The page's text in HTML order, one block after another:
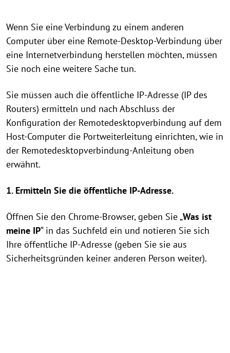
Wenn Sie eine Verbindung zu einem anderen
Computer über eine Remote-Desktop-Verbindung über
eine Internetverbindung herstellen möchten, müssen
Sie noch eine weitere Sache tun.
Sie müssen auch die öffentliche IP-Adresse (IP des
Routers) ermitteln und nach Abschluss der
Konfiguration der Remotedesktopverbindung auf dem
Host-Computer die Portweiterleitung einrichten, wie in
der Remotedesktopverbindung-Anleitung oben
erwähnt.
1. Ermitteln Sie die öffentliche IP-Adresse.
Öffnen Sie den Chrome-Browser, geben Sie „Was ist
meine IP“ in das Suchfeld ein und notieren Sie sich
Ihre öffentliche IP-Adresse (geben Sie sie aus
Sicherheitsgründen keiner anderen Person weiter).